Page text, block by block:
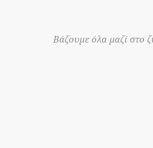
Βάζουμε όλα μαζί στο